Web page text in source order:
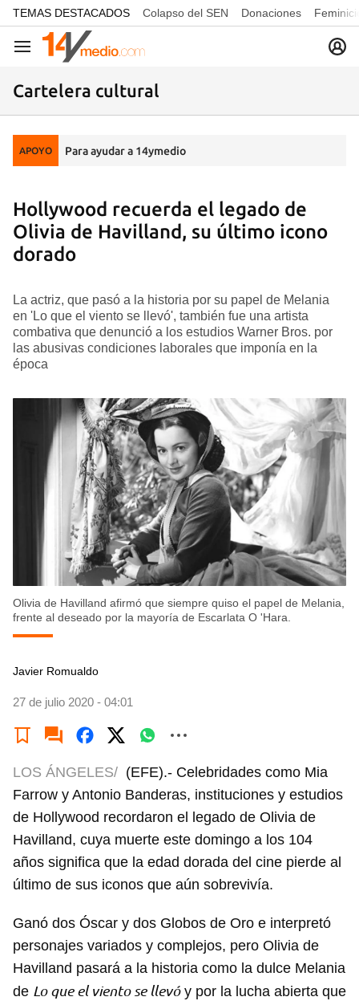
common.go-to-content
TEMAS DESTACADOS Colapso del SEN Donaciones
Navegación
Cartelera cultural
APOYO Para ayudar a 14ymedio
Hollywood recuerda el legado de
Olivia de Havilland, su último icono
dorado
La actriz, que pasó a la historia por su papel de Melania
en 'Lo que el viento se llevó', también fue una artista
combativa que denunció a los estudios Warner Bros. por
las abusivas condiciones laborales que imponía en la
época
Olivia de Havilland afirmó que siempre quiso el papel de Melania,
frente al deseado por la mayoría de Escarlata O 'Hara.
Javier Romualdo
27 de julio 2020 - 04:01
LOS ÁNGELES/ (EFE).- Celebridades como Mia
Farrow y Antonio Banderas, instituciones y estudios
de Hollywood recordaron el legado de Olivia de
Havilland, cuya muerte este domingo a los 104
años significa que la edad dorada del cine pierde al
último de sus iconos que aún sobrevivía.
Ganó dos Óscar y dos Globos de Oro e interpretó
personajes variados y complejos, pero Olivia de
Havilland pasará a la historia como la dulce Melania
de Lo que el viento se llevóy por la lucha abierta que